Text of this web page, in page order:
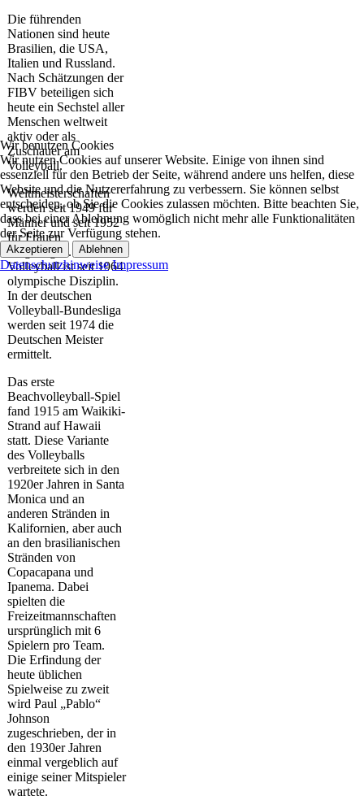
Die führenden
Nationen sind heute
Brasilien, die USA,
Italien und Russland.
Nach Schätzungen der
FIBV beteiligen sich
heute ein Sechstel aller
Menschen weltweit
aktiv oder als
Zuschauer am
Volleyball.
Weltmeisterschaften
werden seit 1949 für
Männer und seit 1952
für Frauen
ausgetragen.
Volleyball ist seit 1964
olympische Disziplin.
In der deutschen
Volleyball-Bundesliga
werden seit 1974 die
Deutschen Meister
ermittelt.
Das erste
Beachvolleyball-Spiel
fand 1915 am Waikiki-
Strand auf Hawaii
statt. Diese Variante
des Volleyballs
verbreitete sich in den
1920er Jahren in Santa
Monica und an
anderen Stränden in
Kalifornien, aber auch
an den brasilianischen
Stränden von
Copacapana und
Ipanema. Dabei
spielten die
Freizeitmannschaften
ursprünglich mit 6
Spielern pro Team.
Die Erfindung der
heute üblichen
Spielweise zu zweit
wird Paul „Pablo“
Johnson
zugeschrieben, der in
den 1930er Jahren
einmal vergeblich auf
einige seiner Mitspieler
wartete.
Wir benutzen Cookies
Wir nutzen Cookies auf unserer Website. Einige von ihnen sind
essenziell für den Betrieb der Seite, während andere uns helfen, diese
Website und die Nutzererfahrung zu verbessern. Sie können selbst
entscheiden, ob Sie die Cookies zulassen möchten. Bitte beachten Sie,
dass bei einer Ablehnung womöglich nicht mehr alle Funktionalitäten
der Seite zur Verfügung stehen.
Akzeptieren Ablehnen
Datenschutzhinweise Impressum